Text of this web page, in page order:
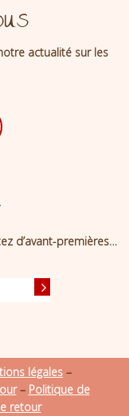
actualité sur les
d’avant-premières…
légales –
– Politique de
retour